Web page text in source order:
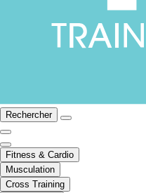
Rechercher
Fitness & Cardio
Musculation
Cross Training